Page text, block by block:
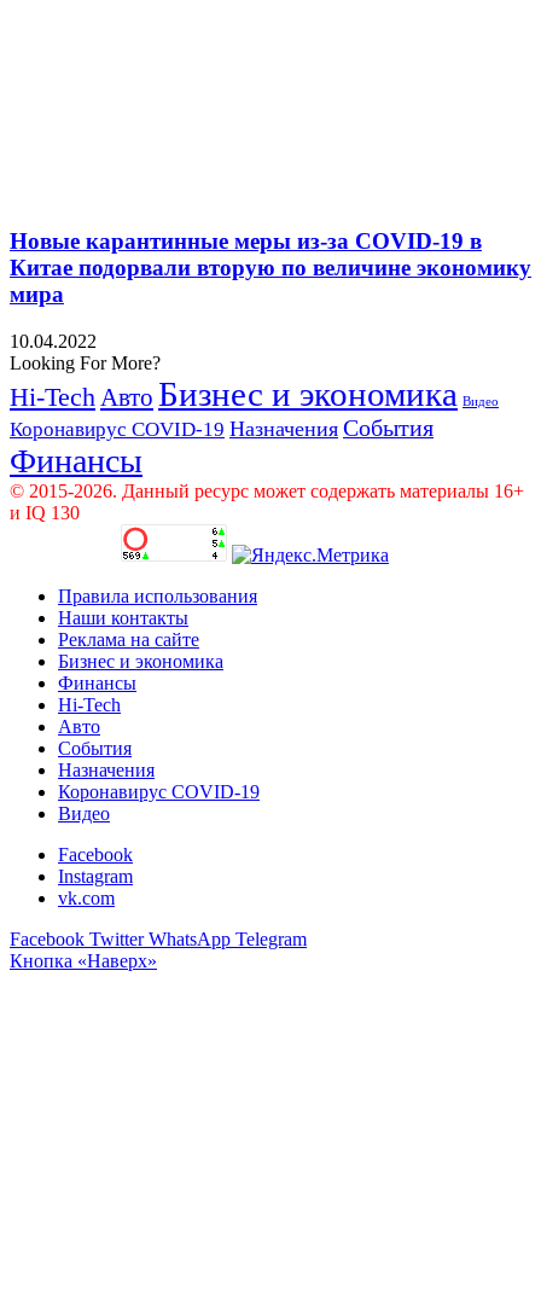
Новые карантинные меры из-за COVID-19 в
Китае подорвали вторую по величине экономику
мира
10.04.2022
Looking For More?
Hi-Tech Авто Бизнес и экономика Видео
Коронавирус COVID-19 Назначения События
Финансы
© 2015-2026. Данный ресурс может содержать материалы 16+
и IQ 130
Правила использования
Наши контакты
Реклама на сайте
Бизнес и экономика
Финансы
Hi-Tech
Авто
События
Назначения
Коронавирус COVID-19
Видео
Facebook
Instagram
vk.com
Facebook Twitter WhatsApp Telegram
Кнопка «Наверх»